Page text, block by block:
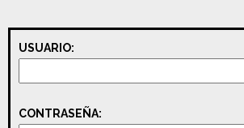
USUARIO:
CONTRASEÑA: